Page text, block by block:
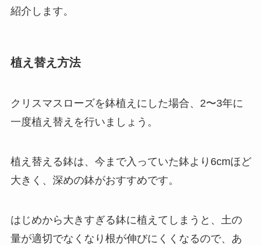
紹介します。
植え替え方法
クリスマスローズを鉢植えにした場合、2〜3年に
一度植え替えを行いましょう。
植え替える鉢は、 今まで入っていた鉢より6cmほど
大きく、深めの鉢がおすすめです。
はじめから大きすぎる鉢に植えてしまうと、土の
量が適切でなくなり根が伸びにくくなるので、あ